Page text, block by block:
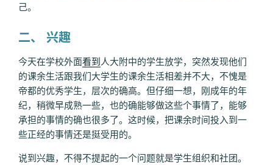
己。
二、 兴趣
今天在学校外面看到人大附中的学生放学，突然发现他们
的课余生活跟我们大学生的课余生活相差并不大，不愧是
帝都的优秀学生，层次的确高。但仔细一想，刚成年的年
纪，稍微早成熟一些，也的确能够做这些个事情了，能够
承担的事情的确也很多了。这时候，把课余时间投入到一
些正经的事情还是挺受用的。
说到兴趣，不得不提起的一个问题就是学生组织和社团。